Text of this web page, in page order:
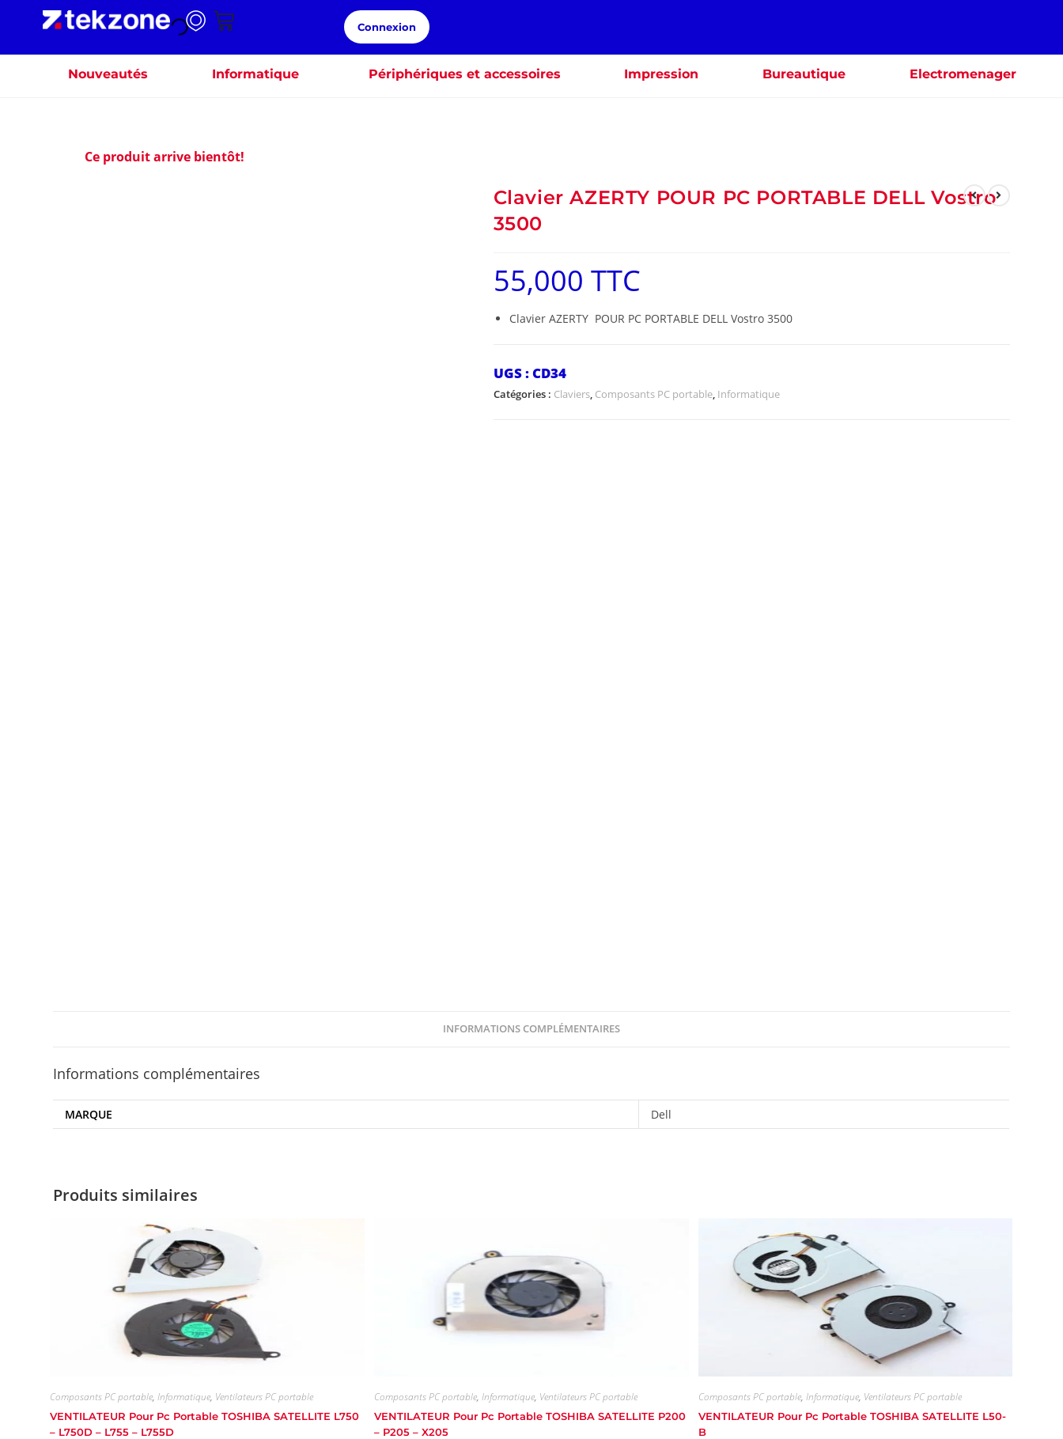
Connexion
Nouveautés Informatique Périphériques et accessoires Impression Bureautique Electromenager
Ce produit arrive bientôt!
Clavier AZERTY POUR PC PORTABLE DELL Vostro
3500
55,000 TTC
Clavier AZERTY POUR PC PORTABLE DELL Vostro 3500
UGS :CD34
Catégories : Claviers, Composants PC portable, Informatique
INFORMATIONS COMPLÉMENTAIRES
Informations complémentaires
MARQUE Dell
Produits similaires
Composants PC portable,Informatique, Ventilateurs PC portable
VENTILATEUR Pour Pc Portable TOSHIBA SATELLITE L750
– L750D – L755 – L755D
Composants PC portable,Informatique, Ventilateurs PC portable
VENTILATEUR Pour Pc Portable TOSHIBA SATELLITE P200
– P205 – X205
Composants PC portable,Informatique, Ventilateurs PC portable
VENTILATEUR Pour Pc Portable TOSHIBA SATELLITE L50-
B